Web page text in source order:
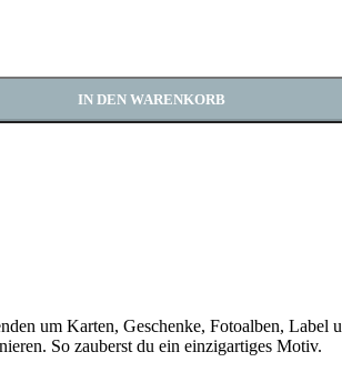
IN DEN WARENKORB
um Karten, Geschenke, Fotoalben, Label
So zauberst du ein einzigartiges Motiv.